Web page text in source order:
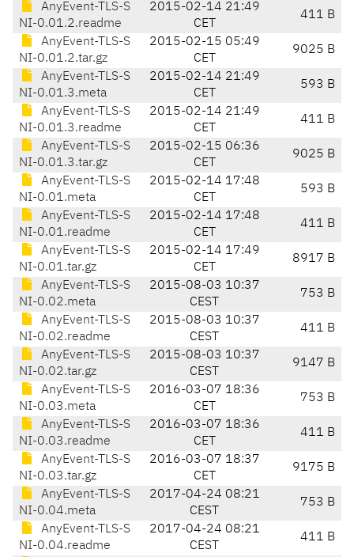
AnyEvent-TLS-S
NI-0.01.2.readme
2015-02-14 21:49
CET
411 B
AnyEvent-TLS-S
NI-0.01.2.tar.gz
2015-02-15 05:49
CET
9025 B
AnyEvent-TLS-S
NI-0.01.3.meta
2015-02-14 21:49
CET
593 B
AnyEvent-TLS-S
NI-0.01.3.readme
2015-02-14 21:49
CET
411 B
AnyEvent-TLS-S
NI-0.01.3.tar.gz
2015-02-15 06:36
CET
9025 B
AnyEvent-TLS-S
NI-0.01.meta
2015-02-14 17:48
CET
593 B
AnyEvent-TLS-S
NI-0.01.readme
2015-02-14 17:48
CET
411 B
AnyEvent-TLS-S
NI-0.01.tar.gz
2015-02-14 17:49
CET
8917 B
AnyEvent-TLS-S
NI-0.02.meta
2015-08-03 10:37
CEST
753 B
AnyEvent-TLS-S
NI-0.02.readme
2015-08-03 10:37
CEST
411 B
AnyEvent-TLS-S
NI-0.02.tar.gz
2015-08-03 10:37
CEST
9147 B
AnyEvent-TLS-S
NI-0.03.meta
2016-03-07 18:36
CET
753 B
AnyEvent-TLS-S
NI-0.03.readme
2016-03-07 18:36
CET
411 B
AnyEvent-TLS-S
NI-0.03.tar.gz
2016-03-07 18:37
CET
9175 B
AnyEvent-TLS-S
NI-0.04.meta
2017-04-24 08:21
CEST
753 B
AnyEvent-TLS-S
NI-0.04.readme
2017-04-24 08:21
CEST
411 B